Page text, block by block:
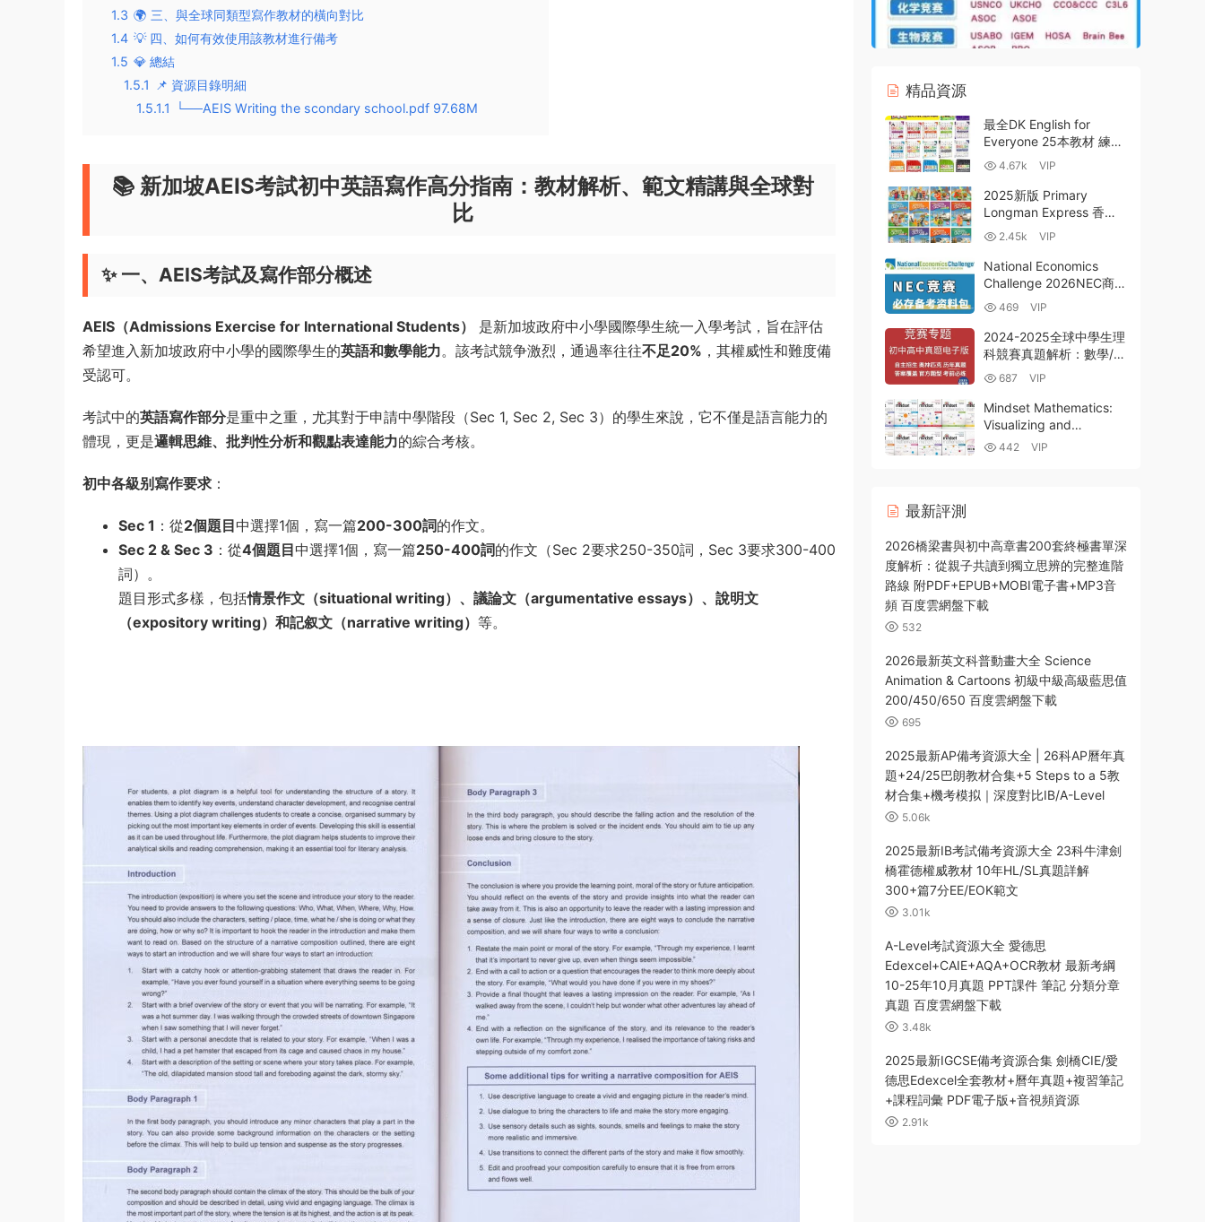
1.3 🌍 三、與全球同類型寫作教材的橫向對比
1.4 💡 四、如何有效使用該教材進行備考
1.5 💎 總結
1.5.1
📌 資源目錄明細
1.5.1.1
└──AEIS Writing the scondary school.pdf 97.68M
📚 新加坡AEIS考試初中英語寫作高分指南：教材解析、範文精講與全球對
比
✨ 一、AEIS考試及寫作部分概述
AEIS（Admissions Exercise for International Students）
是新加坡政府中小學國際學生統一入學考試，旨在評估
希望進入新加坡政府中小學的國際學生的英語和數學能力。該考試競争激烈，通過率往往不足20% ，其權威性和難度備
受認可。
考試中的英語寫作部分是重中之重，尤其對于申請中學階段（Sec 1, Sec 2, Sec 3）的學生來說，它不僅是語言能力的
體現，更是邏輯思維、批判性分析和觀點表達能力的綜合考核。
初中各級别寫作要求 ：
Sec 1 ：從2個題目中選擇1個，寫一篇200-300詞的作文。
Sec 2 & Sec 3 ：從4個題目中選擇1個，寫一篇250-400詞的作文（Sec 2要求250-350詞，Sec 3要求300-400
詞）。
題目形式多樣，包括情景作文（situational writing）、議論文（argumentative essays）、說明文
（expository writing）和記叙文（narrative writing） 等。
精品資源
最全DK English for
Everyone 25本教材 練習
冊 教師用書 商務+詞彙
+語法+習慣用語+短語動
詞 百度雲網盤下載
4.67k VIP
2025新版 Primary
Longman Express 香港
國際學校英語教材 朗文
PLE第二版全套PDF電子
版+音頻下載
2.45k VIP
National Economics
Challenge 2026NEC商科
競賽備考資源PDF電子版
合集+核心考點+備考方法
技巧 百度雲網盤下載
469 VIP
2024-2025全球中學生理
科競賽真題解析：數學/物
理/化學/生物奧賽與清北
強基計劃命題趨勢全攻略
PDF+WORD電子版下載
687 VIP
Mindset Mathematics:
Visualizing and
Investigating Big Ideas
442 VIP
最新評測
2026橋梁書與初中高章書200套終極書單深
度解析：從親子共讀到獨立思辨的完整進階
路線 附PDF+EPUB+MOBI電子書+MP3音
頻 百度雲網盤下載
532
2026最新英文科普動畫大全 Science
Animation & Cartoons 初級中級高級藍思值
200/450/650 百度雲網盤下載
695
2025最新AP備考資源大全 | 26科AP曆年真
題+24/25巴朗教材合集+5 Steps to a 5教
材合集+機考模拟｜深度對比IB/A-Level
5.06k
2025最新IB考試備考資源大全 23科牛津劍
橋霍德權威教材 10年HL/SL真題詳解
300+篇7分EE/EOK範文
3.01k
A-Level考試資源大全 愛德思
Edexcel+CAIE+AQA+OCR教材 最新考綱
10-25年10月真題 PPT課件 筆記 分類分章
真題 百度雲網盤下載
3.48k
2025最新IGCSE備考資源合集 劍橋CIE/愛
德思Edexcel全套教材+曆年真題+複習筆記
+課程詞彙 PDF電子版+音視頻資源
2.91k